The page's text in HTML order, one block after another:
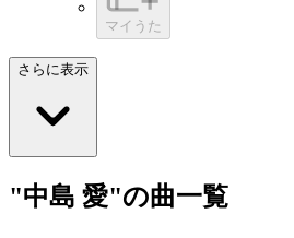
マイうた
さらに表示
"中島 愛"の曲一覧